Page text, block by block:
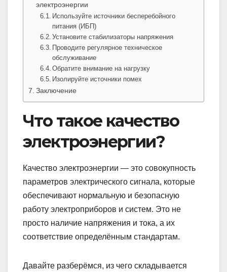
электроэнергии
Используйте источники бесперебойного
питания (ИБП)
Установите стабилизаторы напряжения
Проводите регулярное техническое
обслуживание
Обратите внимание на нагрузку
Изолируйте источники помех
Заключение
Что такое качество
электроэнергии?
Качество электроэнергии — это совокупность
параметров электрического сигнала, которые
обеспечивают нормальную и безопасную
работу электроприборов и систем. Это не
просто наличие напряжения и тока, а их
соответствие определённым стандартам.
Давайте разберёмся, из чего складывается